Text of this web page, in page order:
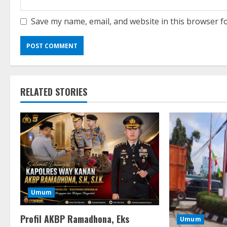
Save my name, email, and website in this browser
RELATED STORIES
Umum
Profil AKBP Ramadhona, Eks
Umum